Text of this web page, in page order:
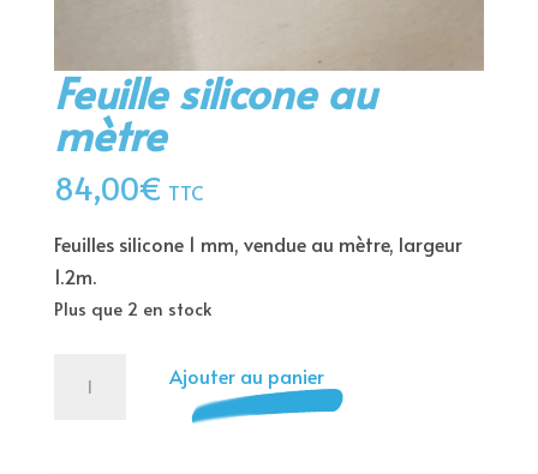
Feuille silicone au
mètre
84,00€ TTC
Feuilles silicone 1 mm, vendue au mètre, largeur
1.2m.
Plus que 2 en stock
Ajouter au panier